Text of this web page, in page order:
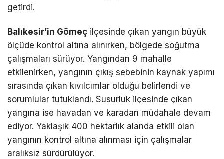
getirdi.
Balıkesir’in Gömeç ilçesinde çıkan yangın büyük
ölçüde kontrol altına alınırken, bölgede soğutma
çalışmaları sürüyor. Yangından 9 mahalle
etkilenirken, yangının çıkış sebebinin kaynak yapımı
sırasında çıkan kıvılcımlar olduğu belirlendi ve
sorumlular tutuklandı. Susurluk ilçesinde çıkan
yangına ise havadan ve karadan müdahale devam
ediyor. Yaklaşık 400 hektarlık alanda etkili olan
yangının kontrol altına alınması için çalışmalar
aralıksız sürdürülüyor.